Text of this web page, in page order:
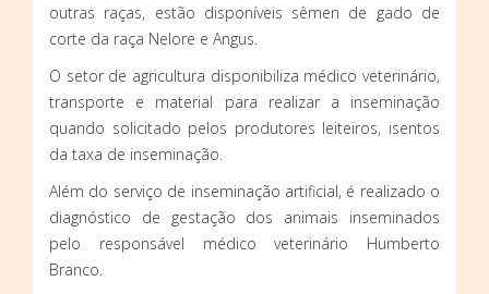
outras raças, estão disponíveis sêmen de gado de
corte da raça Nelore e Angus.
O setor de agricultura disponibiliza médico veterinário,
transporte e material para realizar a inseminação
quando solicitado pelos produtores leiteiros, isentos
da taxa de inseminação.
Além do serviço de inseminação artificial, é realizado o
diagnóstico de gestação dos animais inseminados
pelo responsável médico veterinário Humberto
Branco.